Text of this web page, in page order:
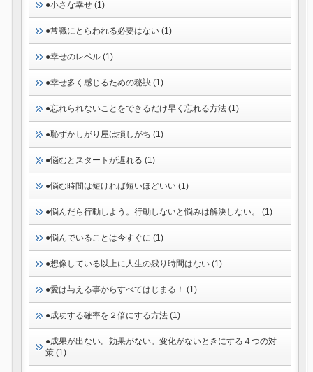
●小さな幸せ (1)
●常識にとらわれる必要はない (1)
●幸せのレベル (1)
●幸せ多く感じるための秘訣 (1)
●忘れられないことをできるだけ早く忘れる方法 (1)
●恥ずかしがり屋は損しがち (1)
●悩むとスタートが遅れる (1)
●悩む時間は短ければ短いほどいい (1)
●悩んだら行動しよう。行動しないと悩みは解決しない。 (1)
●悩んでいることは今すぐに (1)
●想像している以上に人生の残り時間はない (1)
●愛は与える事からすべてはじまる！ (1)
●成功する確率を２倍にする方法 (1)
●成果が出ない。効果がない。変化がないときにする４つの対
策 (1)